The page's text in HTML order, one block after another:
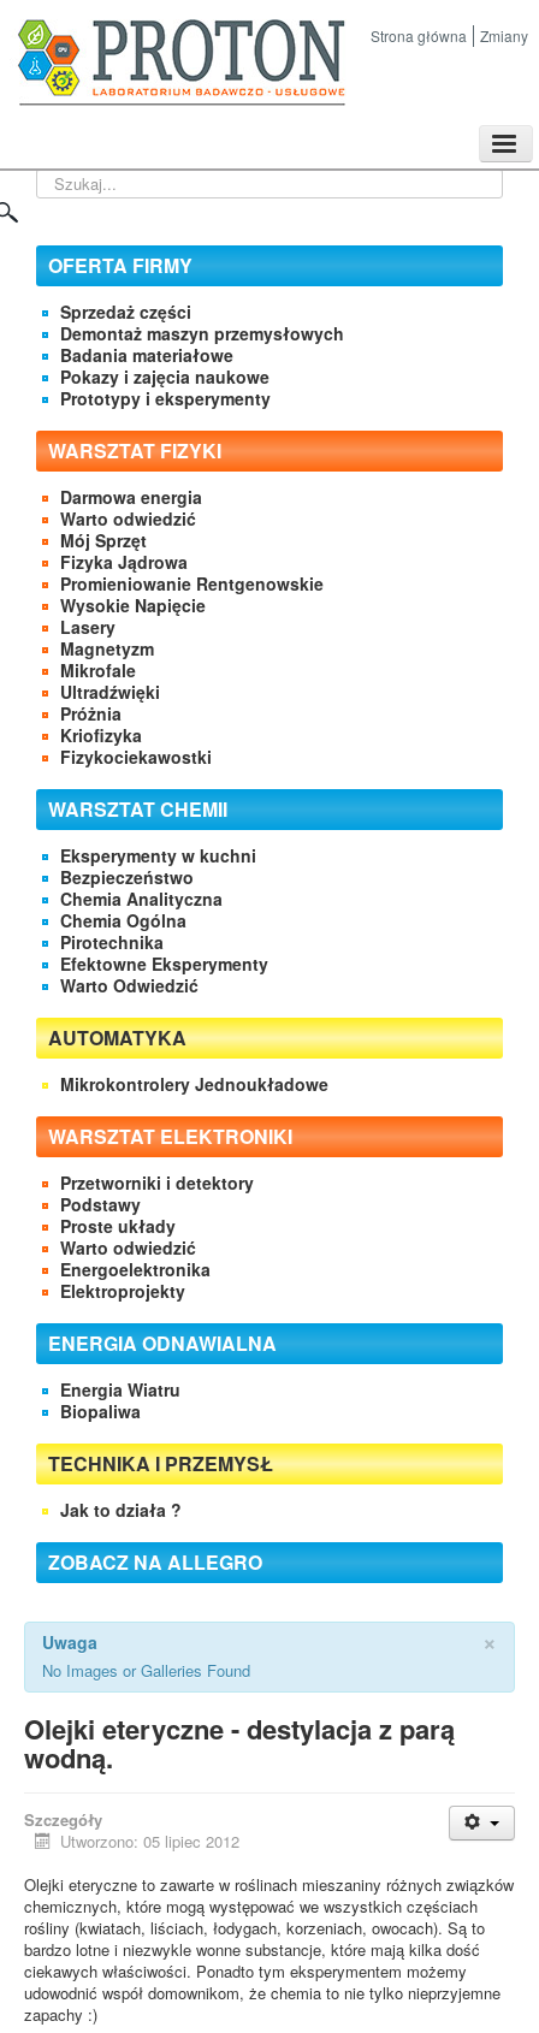
Strona główna Zmiany
Kontakt
Szukaj...
OFERTA FIRMY
Sprzedaż części
Demontaż maszyn przemysłowych
Badania materiałowe
Pokazy i zajęcia naukowe
Prototypy i eksperymenty
WARSZTAT FIZYKI
Darmowa energia
Warto odwiedzić
Mój Sprzęt
Fizyka Jądrowa
Promieniowanie Rentgenowskie
Wysokie Napięcie
Lasery
Magnetyzm
Mikrofale
Ultradźwięki
Próżnia
Kriofizyka
Fizykociekawostki
WARSZTAT CHEMII
Eksperymenty w kuchni
Bezpieczeństwo
Chemia Analityczna
Chemia Ogólna
Pirotechnika
Efektowne Eksperymenty
Warto Odwiedzić
AUTOMATYKA
Mikrokontrolery Jednoukładowe
WARSZTAT ELEKTRONIKI
Przetworniki i detektory
Podstawy
Proste układy
Warto odwiedzić
Energoelektronika
Elektroprojekty
ENERGIA ODNAWIALNA
Energia Wiatru
Biopaliwa
TECHNIKA I PRZEMYSŁ
Jak to działa ?
ZOBACZ NA ALLEGRO
×
Uwaga
No Images or Galleries Found
Olejki eteryczne - destylacja z parą
wodną.
Szczegóły
Utworzono: 05 lipiec 2012
Olejki eteryczne to zawarte w roślinach mieszaniny różnych związków
chemicznych, które mogą występować we wszystkich częściach
rośliny (kwiatach, liściach, łodygach, korzeniach, owocach). Są to
bardzo lotne i niezwykle wonne substancje, które mają kilka dość
ciekawych właściwości. Ponadto tym eksperymentem możemy
udowodnić współ domownikom, że chemia to nie tylko nieprzyjemne
zapachy :)